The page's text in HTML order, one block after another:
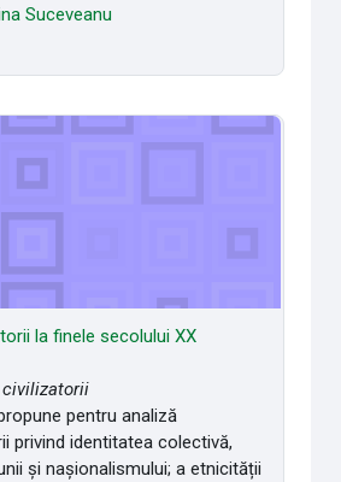
Suceveanu
la finele secolului XX incept.se XXI
la finele secolului XX
civilizatorii
pentru analiză
privind identitatea colectivă,
și nașionalismului; a etnicității